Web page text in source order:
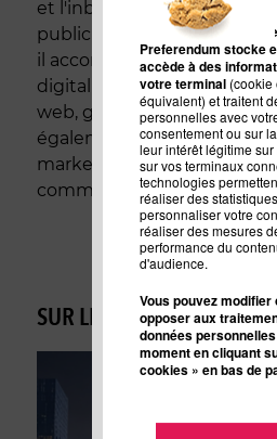
Pour améliorer votre
Preferendum stocke
accède à des
votre terminal (cookie
équivalent) et traitent
personnelles avec
consentement ou sur
leur intérêt légitime sur
sur vos terminaux
technologies
réaliser des
personnaliser votre
réaliser des mesures
performance du
d'audience.
Vous pouvez modifier
opposer aux
données
moment en cliquant
cookies » en bas de
et l'inbound marketing.
publicité et en mkt
il accompagne les marques
digitalisation et projets de
web, génération de leads...
également sur le thème de
marketing au CELSA et en
commerce.
SUR LE MÊME SUJET :